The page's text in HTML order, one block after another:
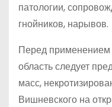
патологии,
гнойников, нарывов.
Перед
область следует
масс,
Вишневского на